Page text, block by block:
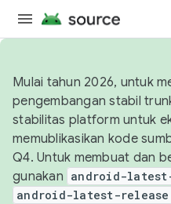
Mulai tahun 2026, untuk
pengembangan stabil
stabilitas platform untuk
memublikasikan kode
Q4. Untuk membuat dan
gunakan android-
android-latest-release